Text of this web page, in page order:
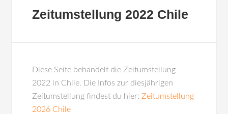
Zeitumstellung 2022 Chile
Diese Seite behandelt die Zeitumstellung
2022 in Chile. Die Infos zur diesjährigen
Zeitumstellung findest du hier:Zeitumstellung
2026 Chile